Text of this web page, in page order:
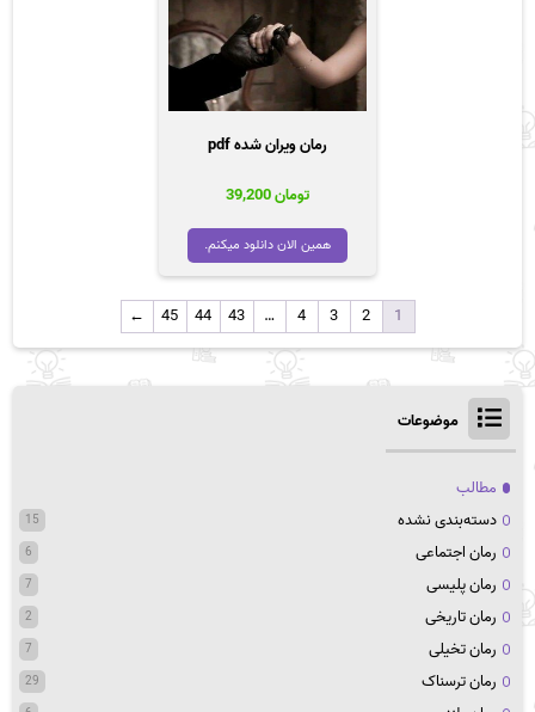
رمان ویران شده pdf
تومان
همین الان دانلود میکنم.
1
2
3
4
…
43
44
45
←
موضوعات
مطالب
دسته‌بندی نشده
15
رمان اجتماعی 6
رمان پلیسی 7
رمان تاریخی 2
رمان تخیلی 7
رمان ترسناک 29